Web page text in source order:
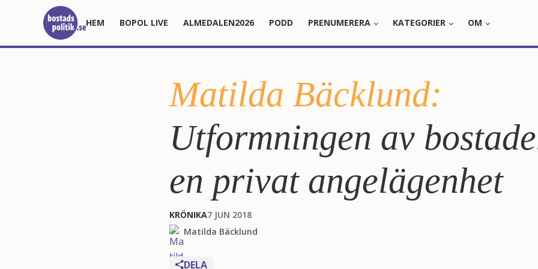
HEM BOPOL LIVE ALMEDALEN2026 PODD PRENUMERERA KATEGORIER OM
Matilda Bäcklund:
Utformningen av
en privat angelägenhet
KRÖNIKA7 JUN 2018
Matilda Bäcklund
DELA